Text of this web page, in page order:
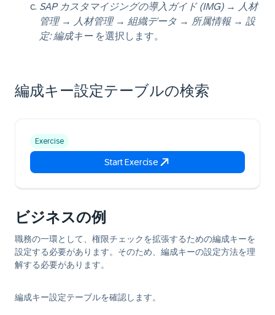
SAP カスタマイジングの導入ガイド (IMG)→
人材
管理→ 人材管理→ 組織データ → 所属情報→ 設
定: 編成キーを選択します。
編成キー設定テーブルの検索
Exercise
Start Exercise
ビジネスの例
職務の一環として、権限チェックを拡張するための編成キーを
設定する必要があります。そのため、編成キーの設定方法を理
解する必要があります。
編成キー設定テーブルを確認します。